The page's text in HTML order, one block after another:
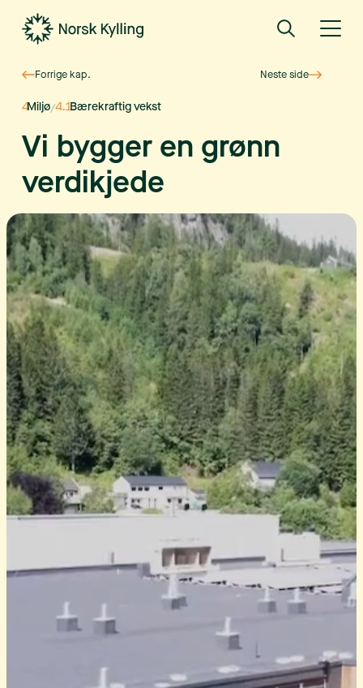
Forrige kap. Neste side
4Miljø/4.1Bærekraftig vekst
Vi bygger en grønn
verdikjede